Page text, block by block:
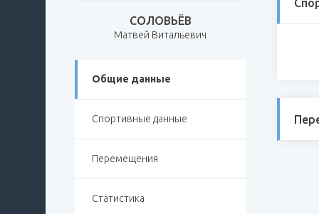
СОЛОВЬЁВ
Матвей Витальевич
Общие данные
Спортивные данные
Перемещения
Статистика